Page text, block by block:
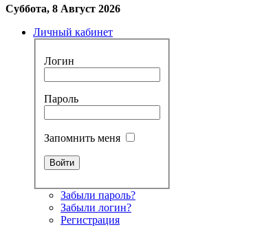
Суббота, 8 Август 2026
Личный кабинет
Логин
Пароль
Запомнить меня
Забыли пароль?
Забыли логин?
Регистрация